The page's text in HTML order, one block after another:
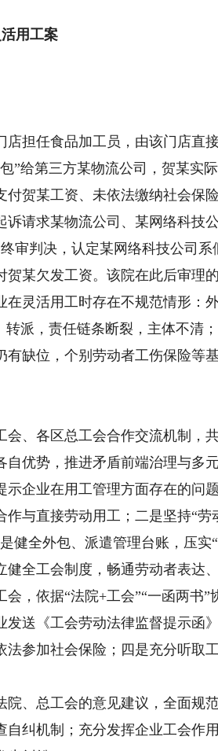
用工案
担任食品加工员，由该门店直
”给第三方某物流公司，贺某实
贺某工资、未依法缴纳社会保
请求某物流公司、某网络科技
审判决，认定某网络科技公司
某欠发工资。该院在此后审理
灵活用工时存在不规范情形：
派，责任链条断裂，主体不清
缺位，个别劳动者工伤保险等
、各区总工会合作交流机制，
优势，推进矛盾前端治理与多元
企业在用工管理方面存在的问
与直接劳动用工；二是坚持“劳
健全外包、派遣管理台账，压实“
全工会制度，畅通劳动者表达
，依据“法院+工会”“一函两书”
送《工会劳动法律监督提示函
参加社会保险；四是充分听取
、总工会的意见建议，全面规
纠机制；充分发挥企业工会作